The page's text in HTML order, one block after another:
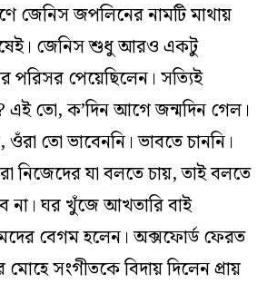
জেনিস জপলিনের নামটি মাথায়
জেনিস শুধু আরও একটু
পরিসর পেয়েছিলেন। সত্যিই
এই তো, ক’দিন আগে জন্মদিন গেল।
তো ভাবেননি। ভাবতে চাননি।
নিজেদের যা বলতে চায়, তাই বলতে
না। ঘর খুঁজে আখতারি বাই
বেগম হলেন। অক্সফোর্ড ফেরত
মোহে সংগীতকে বিদায় দিলেন প্রায়